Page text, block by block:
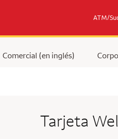
ATM/
Comercial (en inglés)
Tarjeta